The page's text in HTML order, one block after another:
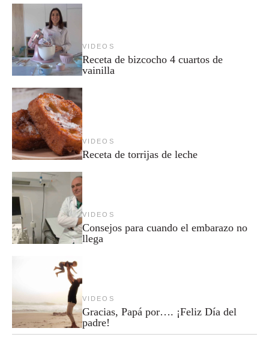
VIDEOS
Receta de bizcocho 4 cuartos de
vainilla
VIDEOS
Receta de torrijas de leche
VIDEOS
Consejos para cuando el embarazo no
llega
VIDEOS
Gracias, Papá por…. ¡Feliz Día del
padre!